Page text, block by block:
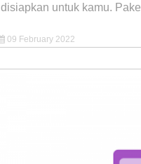
disiapkan untuk kamu.
09 February 2022